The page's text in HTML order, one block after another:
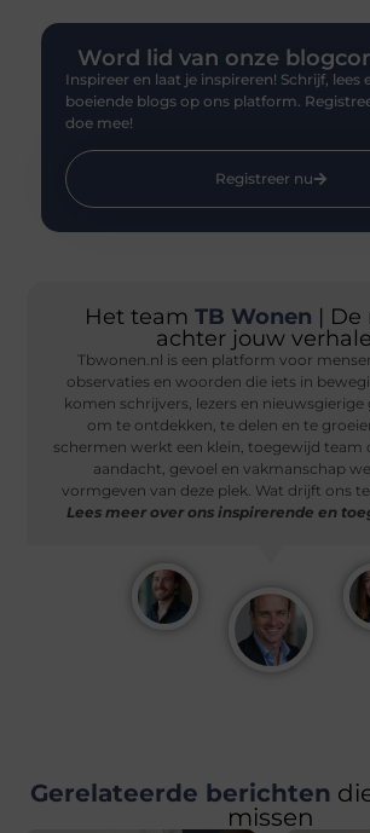
Word lid van onze
Inspireer en laat je inspireren! Schrijf, lees
boeiende blogs op ons platform.
doe mee!
Registreer nu
Het team TB Wonen | De
achter jouw
Tbwonen.nl is een platform voor
observaties en woorden die iets in
komen schrijvers, lezers en nieuwsgierige
om te ontdekken, te delen en te
schermen werkt een klein, toegewijd team
aandacht, gevoel en vakmanschap
vormgeven van deze plek. Wat drijft ons
Lees meer over ons inspirerende en
Gerelateerde berichten
missen